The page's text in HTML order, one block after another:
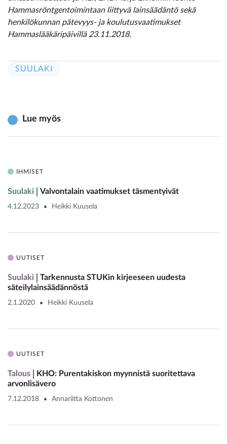
Hammasröntgentoimintaan liittyvä lainsäädäntö sekä
henkilökunnan pätevyys- ja koulutusvaatimukset
Hammaslääkäripäivillä 23.11.2018.
SUULAKI
Lue myös
IHMISET
Suulaki Valvontalain vaatimukset täsmentyivät
4.12.2023 Heikki Kuusela
UUTISET
Suulaki
Tarkennusta STUKin kirjeeseen uudesta
säteilylainsäädännöstä
2.1.2020 Heikki Kuusela
UUTISET
Talous
KHO: Purentakiskon myynnistä suoritettava
arvonlisävero
7.12.2018 Annariitta Kottonen